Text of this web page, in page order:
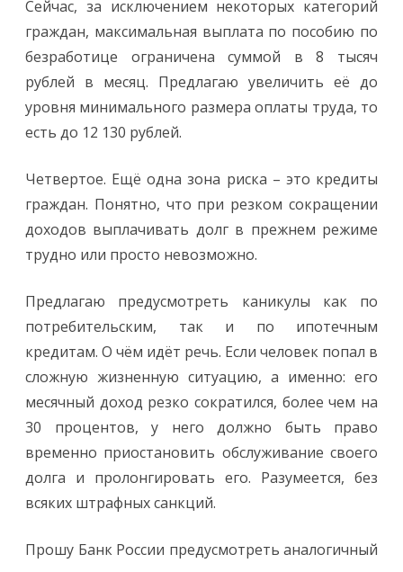
Сейчас, за исключением некоторых категорий
граждан, максимальная выплата по пособию по
безработице ограничена суммой в 8 тысяч
рублей в месяц. Предлагаю увеличить её до
уровня минимального размера оплаты труда, то
есть до 12 130 рублей.
Четвертое. Ещё одна зона риска – это кредиты
граждан. Понятно, что при резком сокращении
доходов выплачивать долг в прежнем режиме
трудно или просто невозможно.
Предлагаю предусмотреть каникулы как по
потребительским, так и по ипотечным
кредитам. О чём идёт речь. Если человек попал в
сложную жизненную ситуацию, а именно: его
месячный доход резко сократился, более чем на
30 процентов, у него должно быть право
временно приостановить обслуживание своего
долга и пролонгировать его. Разумеется, без
всяких штрафных санкций.
Прошу Банк России предусмотреть аналогичный